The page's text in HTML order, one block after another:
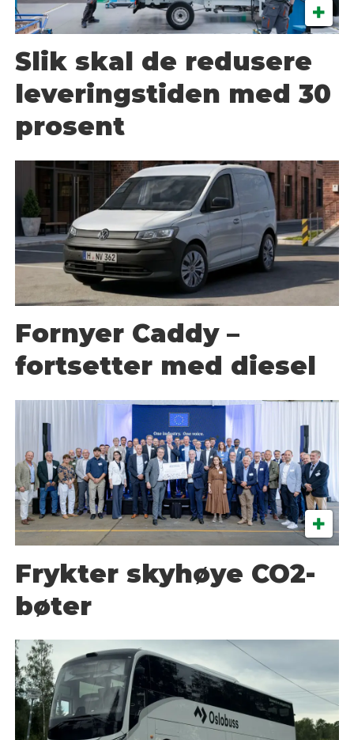
Slik skal de redusere
leveringstiden med 30
prosent
Fornyer Caddy –
fortsetter med diesel
Frykter skyhøye CO2-
bøter